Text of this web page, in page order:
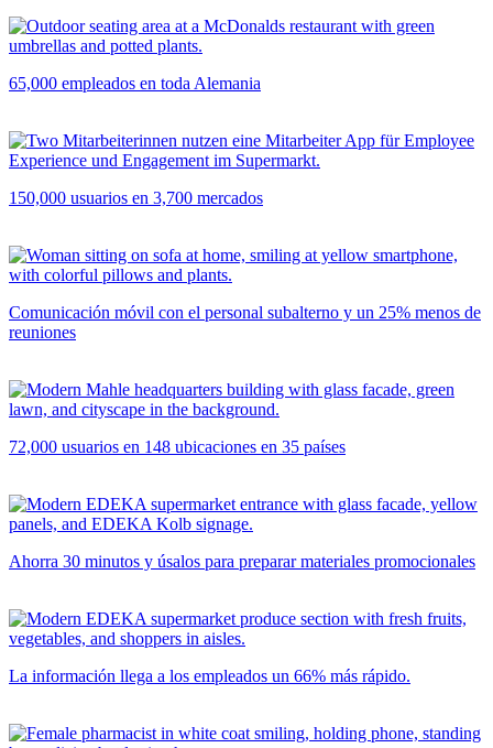
65,000 empleados en toda Alemania
150,000 usuarios en 3,700 mercados
Comunicación móvil con el personal subalterno y un 25% menos de
reuniones
72,000 usuarios en 148 ubicaciones en 35 países
Ahorra 30 minutos y úsalos para preparar materiales promocionales
La información llega a los empleados un 66% más rápido.